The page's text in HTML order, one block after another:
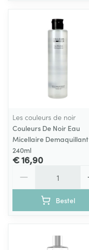
Les couleurs de noir
Couleurs De Noir Eau
Micellaire Demaquillant
240ml
€ 16,90
Bestel